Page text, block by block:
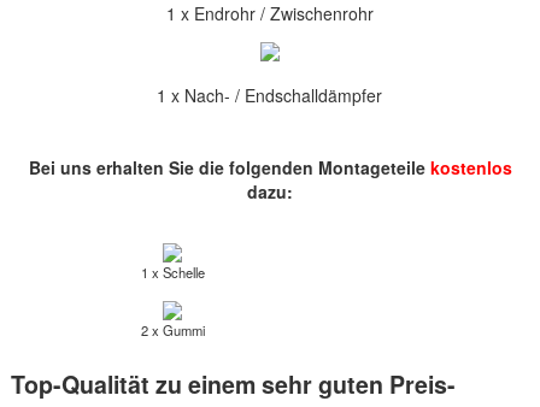
1 x Endrohr / Zwischenrohr
1 x Nach- / Endschalldämpfer
Bei uns erhalten Sie die folgenden Montageteile kostenlos
dazu:
1 x Schelle
2 x Gummi
Top-Qualität zu einem sehr guten Preis-